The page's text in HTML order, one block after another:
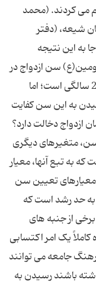
مى کردند. (محمد
شیعه، (دفتر
ص 29 ـ 28.) تا این جا به این نتیجه
سن ازدواج در
دختران بعد از 9 سالگى و در پسران حدود 20 سالگى است؛ اما
به این سن کفایت
ازدواج دخالت دارد؟
متغیرهاى دیگرى
به تبع آنها، معیار
معیارهاى تعیین سن
به حد رشد است که
از جنبه هاى
یک امر اکتسابى
جامعه مى توانند
باشند رسیدن به